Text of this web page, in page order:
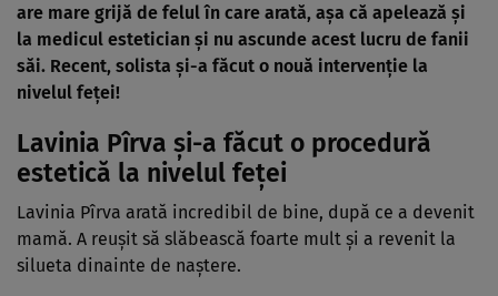
are mare grijă de felul în care arată, așa că apelează și
la medicul estetician și nu ascunde acest lucru de fanii
săi. Recent, solista și-a făcut o nouă intervenție la
nivelul feței!
Lavinia Pîrva și-a făcut o procedură
estetică la nivelul feței
Lavinia Pîrva arată incredibil de bine, după ce a devenit
mamă. A reușit să slăbească foarte mult și a revenit la
silueta dinainte de naștere.